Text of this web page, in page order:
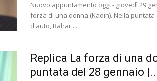
Nuovo appuntamento oggi - giovedì 29
forza di una donna (Kadın). Nella
d'auto, Bahar,...
Replica La forza di una
puntata del 28 gennaio |...